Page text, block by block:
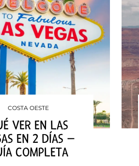
COSTA OESTE
VER EN LAS
EN 2 DÍAS –
COMPLETA